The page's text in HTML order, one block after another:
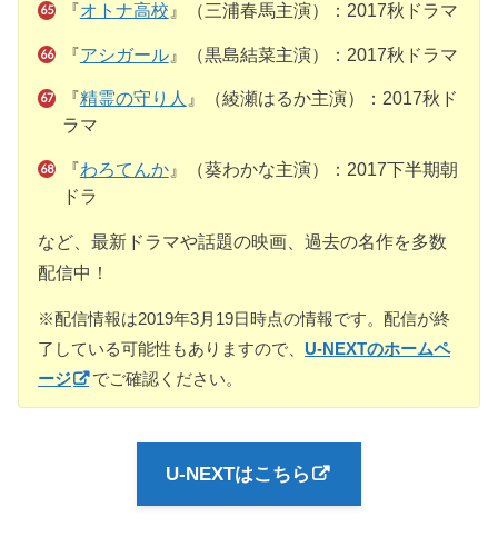
『オトナ高校 』（三浦春馬主演）：2017秋ドラマ
『アシガール』（黒島結菜主演）：2017秋ドラマ
『精霊の守り人 』（綾瀬はるか主演）：2017秋ド
ラマ
『わろてんか』（葵わかな主演）：2017下半期朝
ドラ
など、最新ドラマや話題の映画、過去の名作を多数
配信中！
※配信情報は2019年3月19日時点の情報です。配信が終
了している可能性もありますので、 U-NEXTのホームペ
ージ
でご確認ください。
U-NEXTはこちら